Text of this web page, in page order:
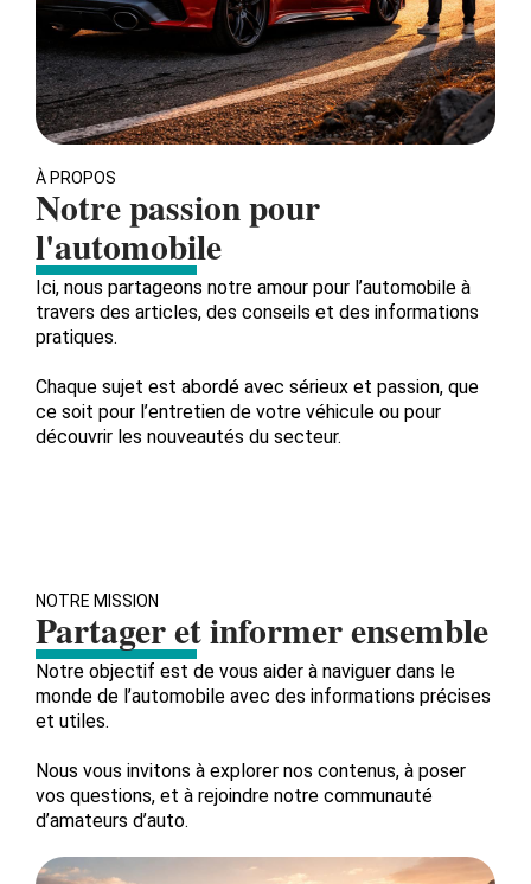
À PROPOS
Notre passion pour
l'automobile
Ici, nous partageons notre amour pour l’automobile à
travers des articles, des conseils et des informations
pratiques.
Chaque sujet est abordé avec sérieux et passion, que
ce soit pour l’entretien de votre véhicule ou pour
découvrir les nouveautés du secteur.
NOTRE MISSION
Partager et informer ensemble
Notre objectif est de vous aider à naviguer dans le
monde de l’automobile avec des informations précises
et utiles.
Nous vous invitons à explorer nos contenus, à poser
vos questions, et à rejoindre notre communauté
d’amateurs d’auto.